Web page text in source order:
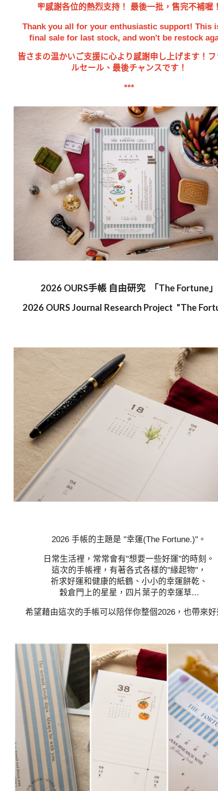
🪧感謝各位的熱烈支持！ 最後一批，售完不補喔
Thank you all for your enthusiastic support! This
final sale for last stock, and won't be restock
皆さまの温かいご支援に心より感謝申し上げます！フ
ルセール、 最後チャンスです！
***
2026 OURS手帳 自由研究 「The Fortune」
2026 OURS Journal Research Project "The
2026 手帳的主題是 "幸運(The Fortune.)"。
日常生活裡，常常會有"想要一些好運"的時刻。
這次的手帳裡，有著各式各樣的"緣起物"，
祈求好運和健康的紙鶴、小小的幸運餅乾、
穀倉門上的星星，四片葉子的幸運草...
希望藉由這次的手帳可以陪伴你整個2026，也帶來